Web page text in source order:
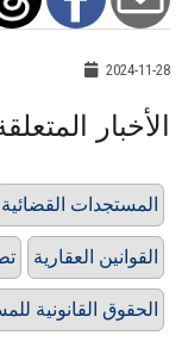
2024-11-28
الأخبار
المستجدات القضائية
القوانين العقارية
الحقوق القانونية